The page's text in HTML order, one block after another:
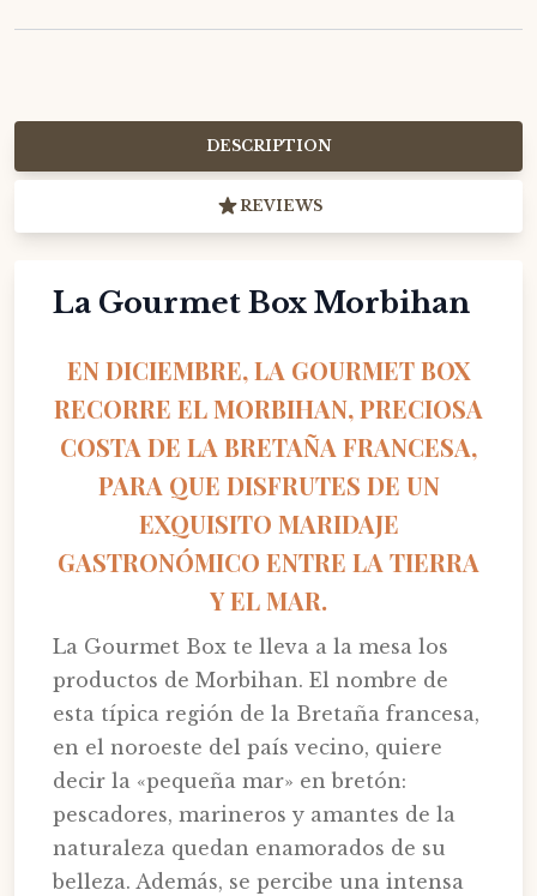
DESCRIPTION
REVIEWS
La Gourmet Box Morbihan
EN DICIEMBRE, LA GOURMET BOX
RECORRE EL MORBIHAN, PRECIOSA
COSTA DE LA BRETAÑA FRANCESA,
PARA QUE DISFRUTES DE UN
EXQUISITO MARIDAJE
GASTRONÓMICO ENTRE LA TIERRA
Y EL MAR.
La Gourmet Box te lleva a la mesa los
productos de Morbihan. El nombre de
esta típica región de la Bretaña francesa,
en el noroeste del país vecino, quiere
decir la «pequeña mar» en bretón:
pescadores, marineros y amantes de la
naturaleza quedan enamorados de su
belleza. Además, se percibe una intensa